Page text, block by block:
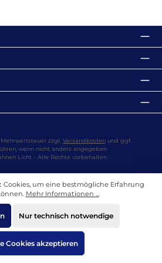
zzgl. Versandkostenund ggf.
wenn nicht anders angegeben.
Licht - Alle Rechte vorbehalten.
Cookies, um eine bestmögliche Erfahrung
Mehr Informationen ...
Nur technisch notwendige
Cookies akzeptieren